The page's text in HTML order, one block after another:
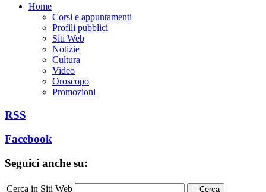
Home
Corsi e appuntamenti
Profili pubblici
Siti Web
Notizie
Cultura
Video
Oroscopo
Promozioni
RSS
Facebook
Seguici anche su:
Cerca in Siti Web Cerca